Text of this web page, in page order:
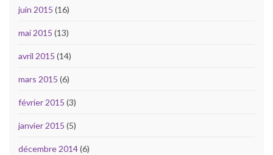
juin 2015 (16)
mai 2015 (13)
avril 2015 (14)
mars 2015 (6)
février 2015 (3)
janvier 2015 (5)
décembre 2014(6)